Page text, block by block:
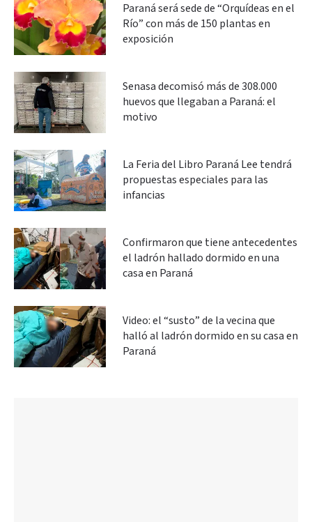
Paraná será sede de “Orquídeas en el
Río” con más de 150 plantas en
exposición
Senasa decomisó más de 308.000
huevos que llegaban a Paraná: el
motivo
La Feria del Libro Paraná Lee tendrá
propuestas especiales para las
infancias
Confirmaron que tiene antecedentes
el ladrón hallado dormido en una
casa en Paraná
Video: el “susto” de la vecina que
halló al ladrón dormido en su casa en
Paraná